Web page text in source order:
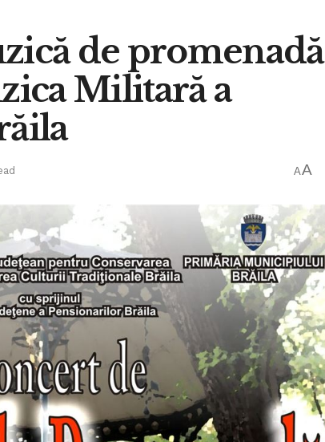
de promenadă
Militară a
AA